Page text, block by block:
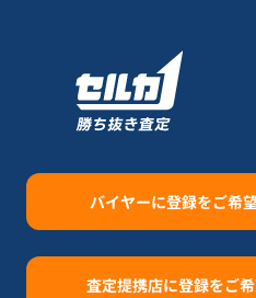
バイヤーに登録をご希
査定提携店に登録をご